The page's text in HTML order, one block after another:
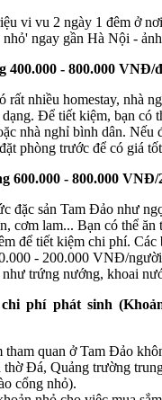
- 800.000 VNĐ/
rất nhiều homestay, nhà
Để tiết kiệm, bạn có
nhà nghỉ bình dân. Nếu
phòng trước để có giá
600.000 - 800.000 VNĐ/
đặc sản Tam Đảo như
cơm lam... Bạn có thể ăn
để tiết kiệm chi phí. Các
- 200.000 VNĐ/
như trứng nướng, khoai
phí phát sinh
tham quan ở Tam Đảo
thờ Đá, Quảng trường
cổng nhỏ).